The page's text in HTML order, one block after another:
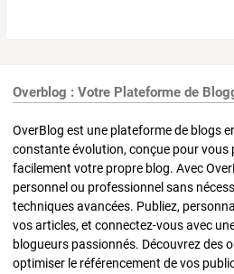
Overblog : Votre Plateforme de
OverBlog est une plateforme de blogs
constante évolution, conçue pour vous
facilement votre propre blog. Avec
personnel ou professionnel sans
techniques avancées. Publiez,
vos articles, et connectez-vous avec
blogueurs passionnés. Découvrez des
optimiser le référencement de vos